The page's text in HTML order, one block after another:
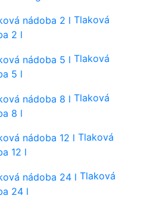
Tlaková
2 l
Tlaková
5 l
Tlaková
8 l
Tlaková
12 l
Tlaková
24 l